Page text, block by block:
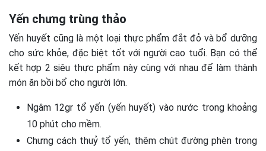
Yến chưng trùng thảo
Yến huyết cũng là một loại thực phẩm đắt đỏ và bổ dưỡng
cho sức khỏe, đặc biệt tốt với người cao tuổi. Bạn có thể
kết hợp 2 siêu thực phẩm này cùng với nhau để làm thành
món ăn bồi bổ cho người lớn.
Ngâm 12gr tổ yến (yến huyết) vào nước trong khoảng
10 phút cho mềm.
Chưng cách thuỷ tổ yến, thêm chút đường phèn trong